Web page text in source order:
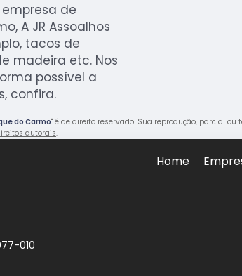
de
A JR Assoalhos
tacos de
madeira etc. Nos
possível a
confira.
do Carmo" é de direito reservado. Sua reprodução, parcial
autorais.
010
Home